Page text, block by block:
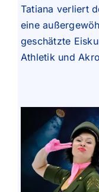
Tatiana verliert
eine
geschätzte
Athletik und